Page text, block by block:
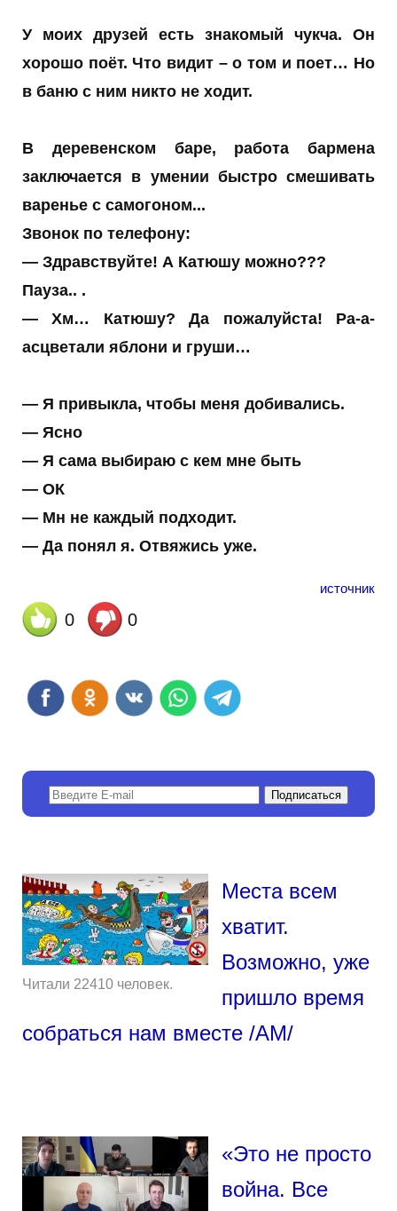
У моих друзей есть знакомый чукча. Он
хорошо поёт. Что видит – о том и поет… Но
в баню с ним никто не ходит.
В деревенском баре, работа бармена
заключается в умении быстро смешивать
варенье с самогоном...
Звонок по телефону:
— Здравствуйте! А Катюшу можно???
Пауза.. .
— Хм… Катюшу? Да пожалуйста! Ра-а-
асцветали яблони и груши…
— Я привыкла, чтобы меня добивались.
— Ясно
— Я сама выбираю с кем мне быть
— ОК
— Мн не каждый подходит.
— Да понял я. Отвяжись уже.
источник
0 0
Читали 22410 человек.
Места всем
хватит.
Возможно, уже
пришло время
собраться нам вместе /АМ/
«Это не просто
война. Все